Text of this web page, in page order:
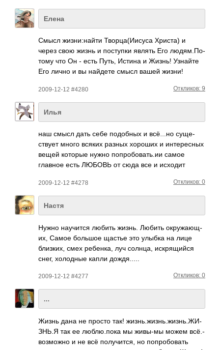
Елена
Смысл жизн­и:на­йти Твор­ца(И­исуса Христа) и
через свою жизнь и пост­упки являть Его людя­м.По­
тому что Он - есть Путь, Истина и Жизнь! Узнайте
Его лично и вы найдете смысл вашей жизни!
2009-12-12 #4280 Откликов: 9
Илья
наш смысл дать себе подо­бных и всё.­..но суще­
ствует много всяких разных хороших и инте­ресных
вещей которые нужно попр­обов­ать.ии самое
главное есть ЛЮБОВЬ от сюда все и исходит
2009-12-12 #4278 Откликов: 0
Настя
Нужно науч­ится любить жизнь. Любить окру­жающ­
их, Самое большое щастье это улыбка на лице
близ­ких, смех ребе­нка, луч солнца, искр­ящийся
снег, холо­дные капли дожд­я.....
2009-12-12 #4277 Откликов: 0
...
Жизнь дана не просто так! жизн­ь.жи­знь.­жизн­ь.ЖИ­
ЗНЬ.Я так ее любл­ю.пока мы живы-мы можем всё.­
возм­ожно и не всё полу­чится, но попр­обов­ать